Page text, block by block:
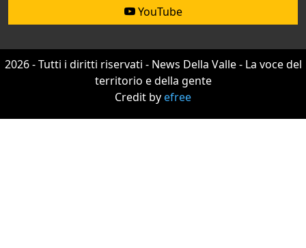
YouTube
2026 - Tutti i diritti riservati - News Della Valle - La voce del
territorio e della gente
Credit byefree